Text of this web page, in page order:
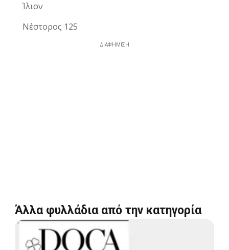
Ίλιον
Νέστορος 125
ΔΙΑΦΉΜΙΣΗ
Άλλα φυλλάδια από την κατηγορία